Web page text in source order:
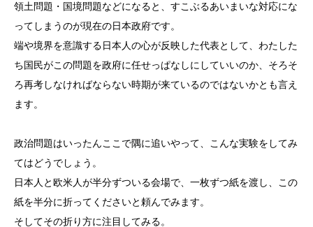
領土問題・国境問題などになると、すこぶるあいまいな対応にな
ってしまうのが現在の日本政府です。
端や境界を意識する日本人の心が反映した代表として、わたした
ち国民がこの問題を政府に任せっぱなしにしていいのか、そろそ
ろ再考しなければならない時期が来ているのではないかとも言え
ます。
政治問題はいったんここで隅に追いやって、こんな実験をしてみ
てはどうでしょう。
日本人と欧米人が半分ずついる会場で、一枚ずつ紙を渡し、この
紙を半分に折ってくださいと頼んでみます。
そしてその折り方に注目してみる。